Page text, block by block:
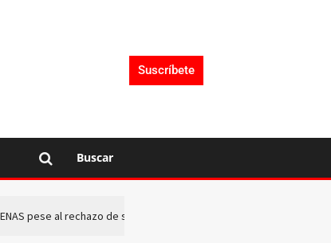
Suscríbete
Buscar
pese al rechazo de sus comunidades